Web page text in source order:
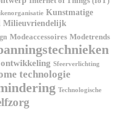
Kunstmatige
Milieuvriendelijk
Modeaccessoires Modetrends
Sfeerverlichting
technologie
Technologische